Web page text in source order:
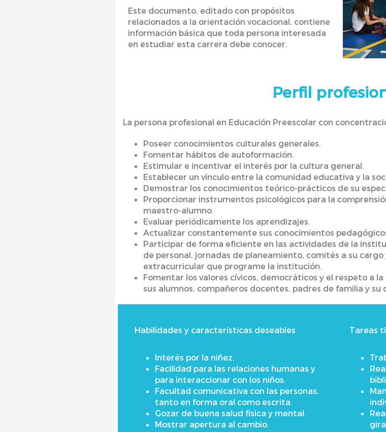
Este documento, editado con propósitos
relacionados a la orientación vocacional, contiene
información básica que toda persona interesada
en estudiar esta carrera debe conocer.
Perfil
La persona profesional en Educación Preescolar con
Poseer conocimientos culturales generales.
Fomentar hábitos de autoformación.
Estimular e incentivar el interés por la cultura general.
Establecer un vínculo entre la comunidad educativa y la
Demostrar los conocimientos teórico-prácticos de su
Proporcionar instrumentos psicológicos para la
maestro-alumno.
Evaluar periódicamente los aprendizajes.
Actualizar constantemente sus conocimientos
Participar de forma eficiente en las actividades de la
de personal, jornadas de planeamiento, comités a su
extracurricular que programe la institución.
Fomentar los valores cívicos, democráticos y el respeto a
sus alumnos, compañeros docentes, padres de familia y su
Habilidades y características deseables
Interés por la niñez.
Facilidad para las relaciones humanas y
para interaccionar con los niños.
Facultad comunicativa con las personas,
tanto en forma oral como escrita.
Gozar de buena salud física y mental.
Mostrar apertura al cambio.
Tareas